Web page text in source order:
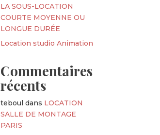
LA SOUS-LOCATION
COURTE MOYENNE OU
LONGUE DURÉE
Location studio Animation
Commentaires
récents
teboul dans LOCATION
SALLE DE MONTAGE
PARIS